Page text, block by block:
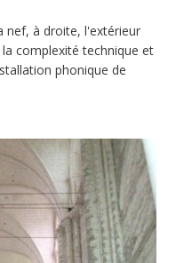
nef, à droite, l'extérieur
complexité technique et
phonique de